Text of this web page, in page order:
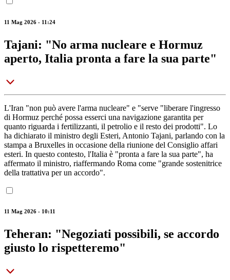
11 Mag 2026 - 11:24
Tajani: "No arma nucleare e Hormuz
aperto, Italia pronta a fare la sua parte"
L'Iran "non può avere l'arma nucleare" e "serve "liberare l'ingresso
di Hormuz perché possa esserci una navigazione garantita per
quanto riguarda i fertilizzanti, il petrolio e il resto dei prodotti". Lo
ha dichiarato il ministro degli Esteri, Antonio Tajani, parlando con la
stampa a Bruxelles in occasione della riunione del Consiglio affari
esteri. In questo contesto, l'Italia è "pronta a fare la sua parte", ha
affermato il ministro, riaffermando Roma come "grande sostenitrice
della trattativa per un accordo".
11 Mag 2026 - 10:11
Teheran: "Negoziati possibili, se accordo
giusto lo rispetteremo"